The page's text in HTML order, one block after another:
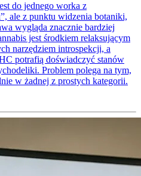
do jednego worka z
ale z punktu widzenia botaniki,
wygląda znacznie bardziej
jest środkiem relaksującym
narzędziem introspekcji, a
potrafią doświadczyć stanów
Problem polega na tym,
w żadnej z prostych kategorii.